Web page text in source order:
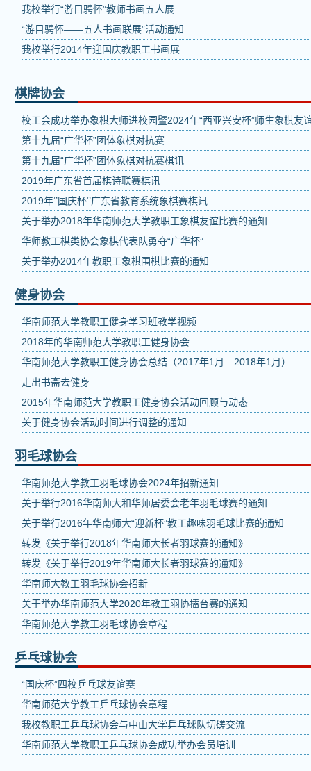
我校举行“游目骋怀”教师书画五人展
“游目骋怀——五人书画联展”活动通知
我校举行2014年迎国庆教职工书画展
棋牌协会
校工会成功举办象棋大师进校园暨2024年“西亚兴安杯”师生象棋友
第十九届“广华杯”团体象棋对抗赛
第十九届“广华杯”团体象棋对抗赛棋讯
2019年广东省首届棋诗联赛棋讯
2019年‘’国庆杯‘’广东省教育系统象棋赛棋讯
关于举办2018年华南师范大学教职工象棋友谊比赛的通知
华师教工棋类协会象棋代表队勇夺“广华杯”
关于举办2014年教职工象棋围棋比赛的通知
健身协会
华南师范大学教职工健身学习班教学视频
2018年的华南师范大学教职工健身协会
华南师范大学教职工健身协会总结（2017年1月—2018年1月）
走出书斋去健身
2015年华南师范大学教职工健身协会活动回顾与动态
关于健身协会活动时间进行调整的通知
羽毛球协会
华南师范大学教工羽毛球协会2024年招新通知
关于举行2016华南师大和华师居委会老年羽毛球赛的通知
关于举行2016年华南师大“迎新杯”教工趣味羽毛球比赛的通知
转发《关于举行2018年华南师大长者羽球赛的通知》
转发《关于举行2019年华南师大长者羽球赛的通知》
华南师大教工羽毛球协会招新
关于举办华南师范大学2020年教工羽协擂台赛的通知
华南师范大学教工羽毛球协会章程
乒乓球协会
“国庆杯”四校乒乓球友谊赛
华南师范大学教工乒乓球协会章程
我校教职工乒乓球协会与中山大学乒乓球队切磋交流
华南师范大学教职工乒乓球协会成功举办会员培训